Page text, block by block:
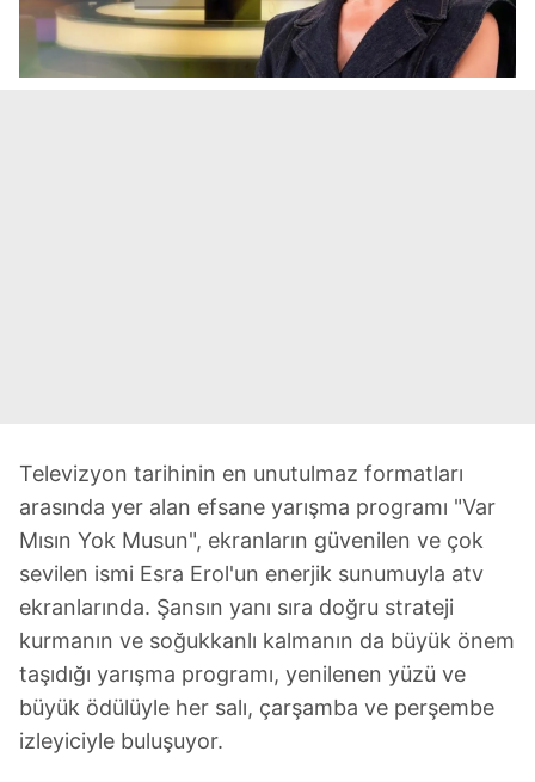
Televizyon tarihinin en unutulmaz formatları
arasında yer alan efsane yarışma programı "Var
Mısın Yok Musun", ekranların güvenilen ve çok
sevilen ismi Esra Erol'un enerjik sunumuyla atv
ekranlarında. Şansın yanı sıra doğru strateji
kurmanın ve soğukkanlı kalmanın da büyük önem
taşıdığı yarışma programı, yenilenen yüzü ve
büyük ödülüyle her salı, çarşamba ve perşembe
izleyiciyle buluşuyor.